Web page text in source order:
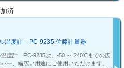
済
温度計 PC-9235 佐藤計量器
温度計 PC-9235は、-50 ～ 240℃までの広
ー、幅広い用途にご使用いただけます。